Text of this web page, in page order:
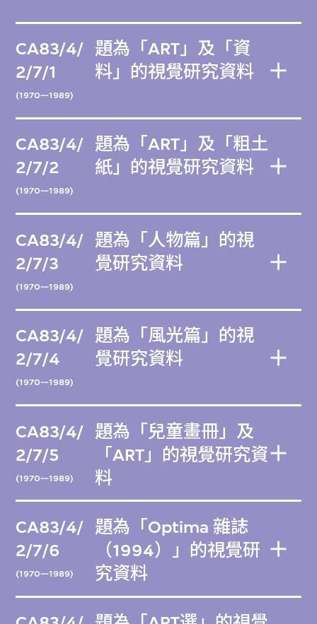
CA83/4/
2/7/1
(1970—1989)
題為「ART」及「資
料」的視覺研究資料
CA83/4/
2/7/2
(1970—1989)
題為「ART」及「粗土
紙」的視覺研究資料
CA83/4/
2/7/3
(1970—1989)
題為「人物篇」的視
覺研究資料
CA83/4/
2/7/4
(1970—1989)
題為「風光篇」的視
覺研究資料
CA83/4/
2/7/5
(1970—1989)
題為「兒童畫冊」及
「ART」的視覺研究資
料
CA83/4/
2/7/6
(1970—1989)
題為「Optima 雜誌
（1994）」的視覺研
究資料